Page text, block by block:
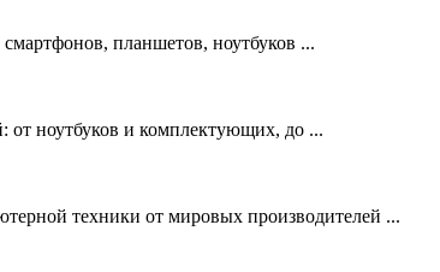
планшетов, ноутбуков ...
ноутбуков и комплектующих, до ...
техники от мировых производителей ...